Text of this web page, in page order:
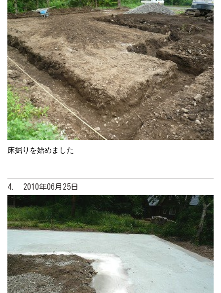
床掘りを始めました
4. 2010年06月25日